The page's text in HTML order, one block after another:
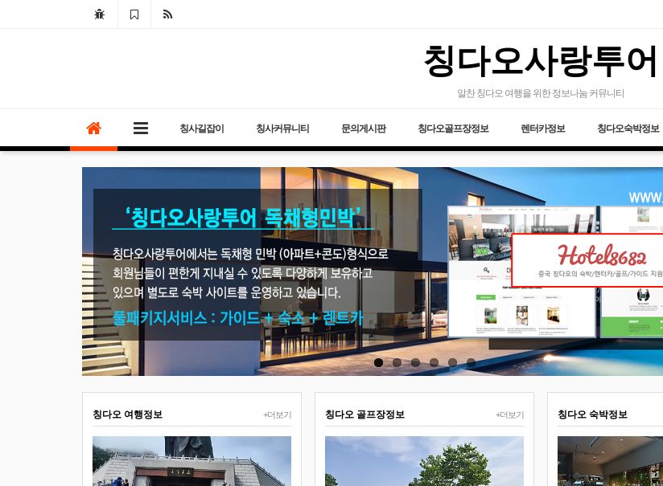
칭다오사랑투어
알찬 칭다오 여행을 위한 정보나눔 커뮤니티
칭사길잡이 칭사커뮤니티 문의게시판 칭다오골프장정보 렌터카정보 칭다오숙박정보
+더보기
칭다오 여행정보 +더보기
칭다오 골프장정보 칭다오 숙박정보